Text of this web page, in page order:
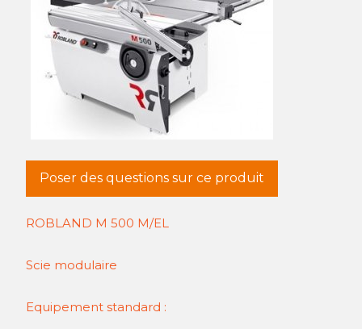
Poser des questions sur ce produit
ROBLAND M 500 M/EL
Scie modulaire
Equipement standard :